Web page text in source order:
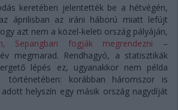
keretében jelentették be a hétvégén,
áprilisban az iráni háború miatt lefújt
azt nem a közel-keleti ország pályáján,
Sepangban fogják megrendezni –
megmarad. Rendhagyó, a statisztikák
lépés ez, ugyanakkor nem példa
történetében: korábban háromszor is
helyszín egy másik ország nagydíját